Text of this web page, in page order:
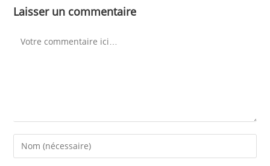
Laisser un commentaire